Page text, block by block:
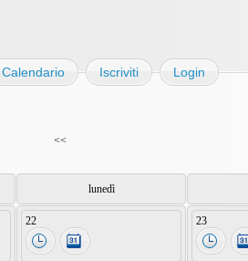
Calendario Iscriviti Login
<<
lunedì
22 23